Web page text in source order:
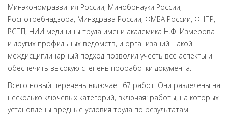
Минэкономразвития России, Минобрнауки России,
Роспотребнадзора, Минздрава России, ФМБА России, ФНПР,
РСПП, НИИ медицины труда имени академика Н.Ф. Измерова
и других профильных ведомств, и организаций. Такой
междисциплинарный подход позволил учесть все аспекты и
обеспечить высокую степень проработки документа.
Всего новый перечень включает 67 работ. Они разделены на
несколько ключевых категорий, включая: работы, на которых
установлены вредные условия труда по результатам